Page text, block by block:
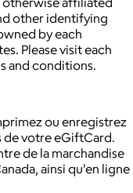
other identifying
by each
Please visit each
and conditions.
ou enregistrez
de votre eGiftCard.
de la marchandise
ainsi qu'en ligne